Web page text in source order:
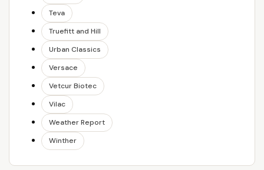
Teva
Truefitt and Hill
Urban Classics
Versace
Vetcur Biotec
Vilac
Weather Report
Winther